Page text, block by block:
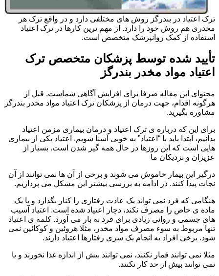
ترک اعتیاد در بندرگز روش های مختلفی دارد و در واقع ترک هر
مخدری هم روش خود را دارد. از مهم ترین کارها در ترک اعتیاد
استفاده از کمک روانپزشک متخصص است.
تأیید شده توسط پزشکان متخصص ترک
اعتیاد مواد مخدر بندرگز
محتوای این مقاله صرفا برای افزایش آگاهی شماست. قبل از
هرگونه اقدام، جهت درمان از پزشکان ترک اعتیاد مواد مخدر بندرگز
مشاوره بگیرید.
برای این که درباره ی ترک اعتیاد و درمان بیماری مزمن اعتیاد
بدانیم، ابتدا باید با “اعتیاد” به خوبی آشنا شویم. اعتیاد یکی از بیماری
هایی است که این روزها در حال همه گیر شدن است. بسیار از
عزیزان و نزدیکان ما
درگیر این بیمار خاموش می شوند و برخی از آن ها نمی توانند از آن
نجات پیدا کنند. در ادامه به بررسی بیشتر این مشکل می پردازیم.
هنگامی که فرد نمی تواند یک عادت رفتاری را کنار بگذارد و یا یک
ماده ی خاص را مصرف نکند، دچار اعتیاد شده است. اعتیاد آسیب
های جسمی و روانی زیادی برای فرد به بار می آورد. کلمه ی اعتیاد
تنها مربوط به سوء مصرف مواد مخدر، مثلا هروئین و کوکائین نمی
شود. برخی افراد به انجام یک سری رفتارها اعتیاد دارند.
مثلا نمی توانند قمار نکنند، نمی توانند بیش از اندازه غذا نخورند و یا
نمی توانند بیش از حد کار نکنند.